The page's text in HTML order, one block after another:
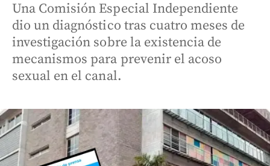
Una Comisión Especial Independiente
dio un diagnóstico tras cuatro meses de
investigación sobre la existencia de
mecanismos para prevenir el acoso
sexual en el canal.